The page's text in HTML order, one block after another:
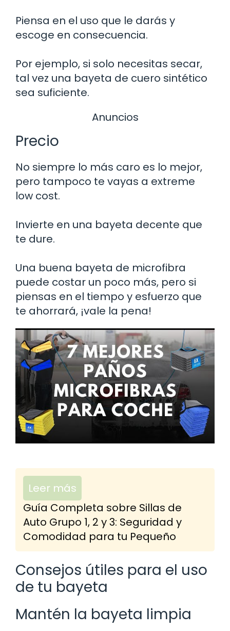
Piensa en el uso que le darás y
escoge en consecuencia.
Por ejemplo, si solo necesitas secar,
tal vez una bayeta de cuero sintético
sea suficiente.
Anuncios
Precio
No siempre lo más caro es lo mejor,
pero tampoco te vayas a extreme
low cost.
Invierte en una bayeta decente que
te dure.
Una buena bayeta de microfibra
puede costar un poco más, pero si
piensas en el tiempo y esfuerzo que
te ahorrará, ¡vale la pena!
Leer más
Guía Completa sobre Sillas de
Auto Grupo 1, 2 y 3: Seguridad y
Comodidad para tu Pequeño
Consejos útiles para el uso
de tu bayeta
Mantén la bayeta limpia